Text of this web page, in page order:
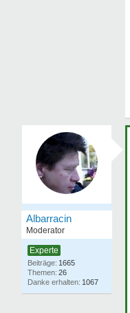
Albarracin
Moderator
Experte
1665
26
1067